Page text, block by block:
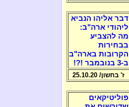
דבר אליהו הנביא
ליהודי ארה"ב:
מה להצביע
בבחירות
הקרובות בארה"ב
ב-3 בנובמבר !?!
ז' בחשון/ 25.10.20
פוליטיקאים